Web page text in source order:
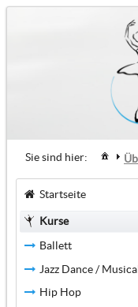
Sie sind hier:
Startseite
Kurse
Ballett
Jazz Dance /
Hip Hop